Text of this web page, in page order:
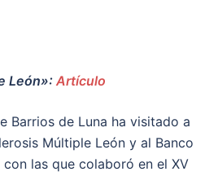
León»: Artículo
Barrios de Luna ha visitado a
Múltiple León y al Banco
las que colaboró en el XV